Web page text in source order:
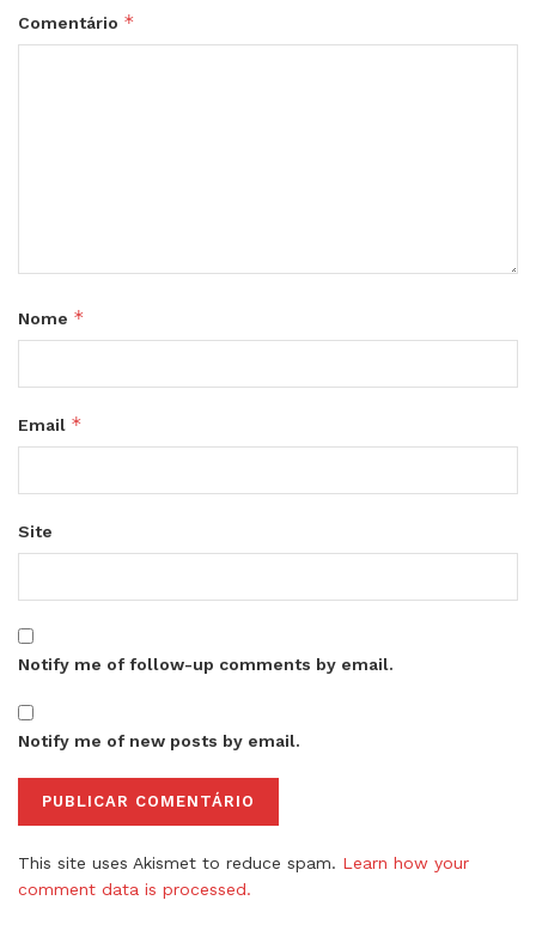
Comentário *
Nome *
Email *
Site
Notify me of follow-up comments by email.
Notify me of new posts by email.
This site uses Akismet to reduce spam. Learn how your
comment data is processed.